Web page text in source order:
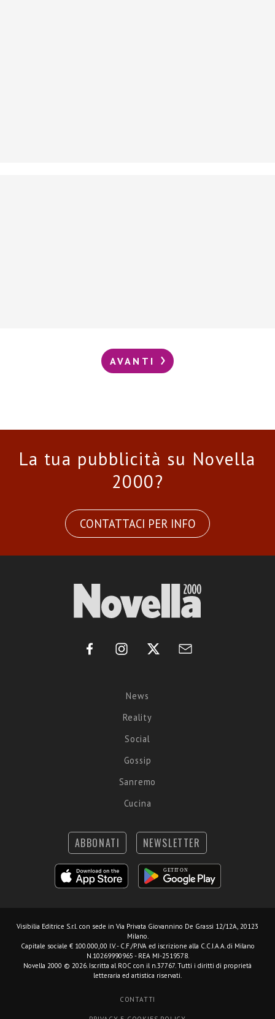
AVANTI
La tua pubblicità su Novella
2000?
CONTATTACI PER INFO
News
Reality
Social
Gossip
Sanremo
Cucina
ABBONATI NEWSLETTER
Visibilia Editrice S.r.l. con sede in Via Privata Giovannino De Grassi 12/12A, 20123
Milano.
Capitale sociale € 100.000,00 I.V. - C.F./P.IVA ed iscrizione alla C.C.I.A.A. di Milano
N.10269990965 - REA MI-2519578.
Novella 2000 © 2026. Iscritta al ROC con il n.37767. Tutti i diritti di proprietà
letteraria ed artistica riservati.
CONTATTI